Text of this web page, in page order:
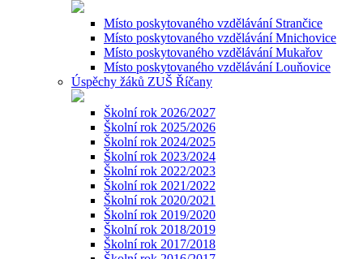
Místo poskytovaného vzdělávání Strančice
Místo poskytovaného vzdělávání Mnichovice
Místo poskytovaného vzdělávání Mukařov
Místo poskytovaného vzdělávání Louňovice
Úspěchy žáků ZUŠ Říčany
Školní rok 2026/2027
Školní rok 2025/2026
Školní rok 2024/2025
Školní rok 2023/2024
Školní rok 2022/2023
Školní rok 2021/2022
Školní rok 2020/2021
Školní rok 2019/2020
Školní rok 2018/2019
Školní rok 2017/2018